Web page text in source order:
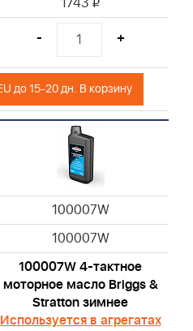
i
- +
Поставка из РФ или EU до 15-20 дн. В корзину
100007W
100007W
100007W 4-тактное
моторное масло Briggs &
Stratton зимнее
Используется в агрегатах